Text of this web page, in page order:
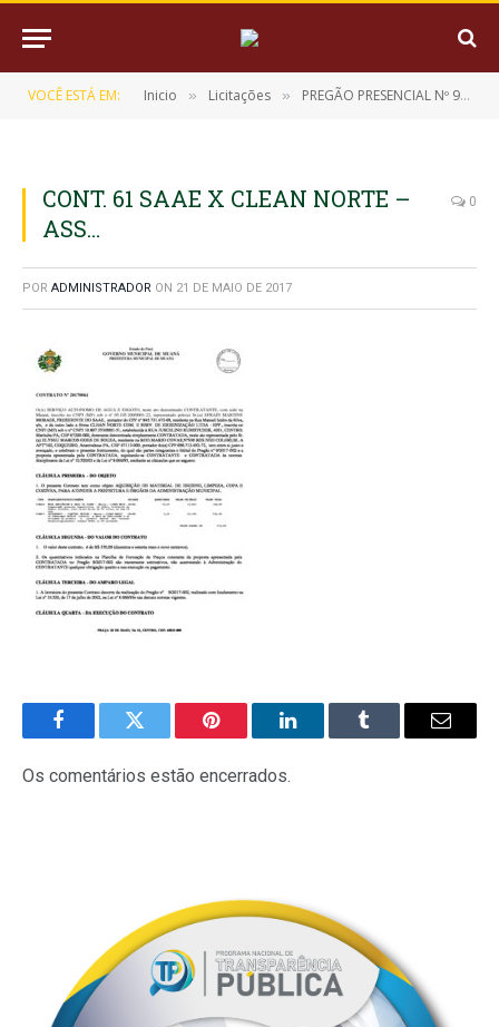
VOCÊ ESTÁ EM: Inicio » Licitações » PREGÃO PRESENCIAL Nº 9/2017-002
CONT. 61 SAAE X CLEAN NORTE –
ASS…
0
POR ADMINISTRADOR ON 21 DE MAIO DE 2017
FacebookTwitter Pinterest LinkedInTumblr
E-
Os comentários estão encerrados.